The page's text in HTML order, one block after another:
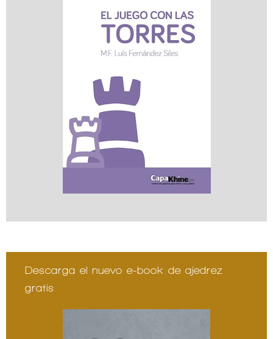
Descarga el nuevo e-book de ajedrez
gratis